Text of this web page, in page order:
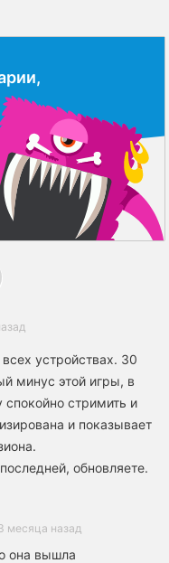
устройствах. 30
минус этой игры, в
стримить и
и показывает
обновляете.
месяца назад
она вышла